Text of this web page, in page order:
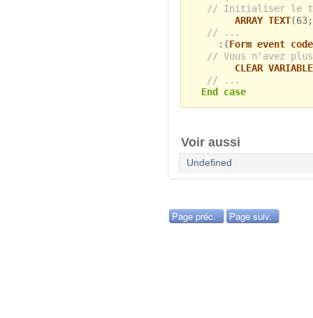
// Initialiser le
ARRAY TEXT(63;
// ...
:(Form event code
// Vous n'avez
CLEAR VARIABLE
// ...
End case
Voir aussi
Undefined
Page préc. Page suiv.